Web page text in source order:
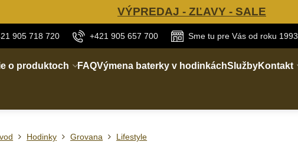
VÝPREDAJ - ZĽAVY - SALE
905 718 720 +421 905 657 700 Sme tu pre Vás od roku 1993
o produktoch FAQVýmena baterky v hodinkáchSlužbyKontakt
Hodinky Grovana Lifestyle